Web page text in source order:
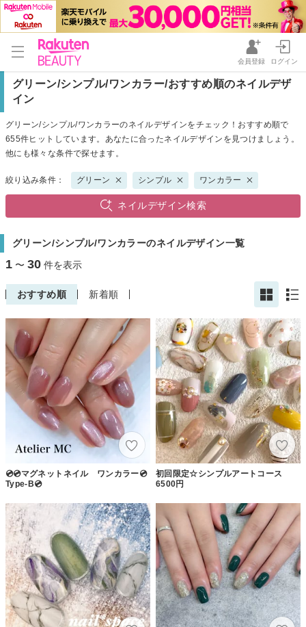
会員登録 ログイン
グリーン/シンプル/ワンカラー/おすすめ順のネイルデザ
イン
グリーン/シンプル/ワンカラーのネイルデザインをチェック！おすすめ順で
655件ヒットしています。あなたに合ったネイルデザインを見つけましょう。
他にも様々な条件で探せます。
絞り込み条件： グリーン シンプル ワンカラー
ネイルデザイン検索
グリーン/シンプル/ワンカラーのネイルデザイン一覧
1 〜 30 件を表示
おすすめ順 新着順
💿💿マグネットネイル ワンカラー💿
Type-B💿
初回限定☆シンプルアートコース
6500円